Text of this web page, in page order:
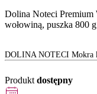
Dolina Noteci Premium
wołowiną, puszka 800 g
DOLINA NOTECI Mokra
Produkt dostępny